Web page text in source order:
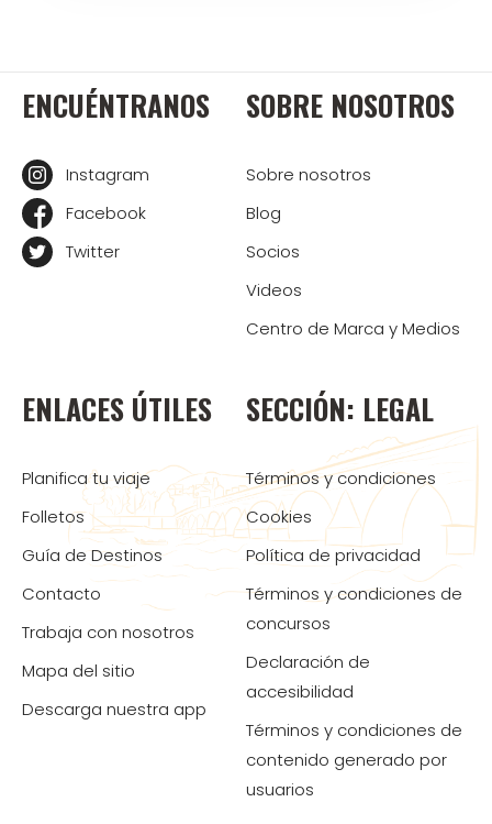
ENCUÉNTRANOS
Instagram
Facebook
Twitter
SOBRE NOSOTROS
Sobre nosotros
Blog
Socios
Videos
Centro de Marca y Medios
ENLACES ÚTILES
Planifica tu viaje
Folletos
Guía de Destinos
Contacto
Trabaja con nosotros
Mapa del sitio
Descarga nuestra app
SECCIÓN: LEGAL
Términos y condiciones
Cookies
Política de privacidad
Términos y condiciones de
concursos
Declaración de
accesibilidad
Términos y condiciones de
contenido generado por
usuarios